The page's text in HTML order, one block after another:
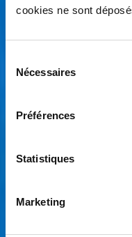
cookies ne sont
Nécessaires
Préférences
Statistiques
Marketing